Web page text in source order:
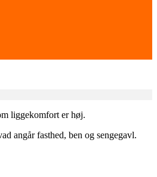
liggekomfort er høj.
angår fasthed, ben og sengegavl.